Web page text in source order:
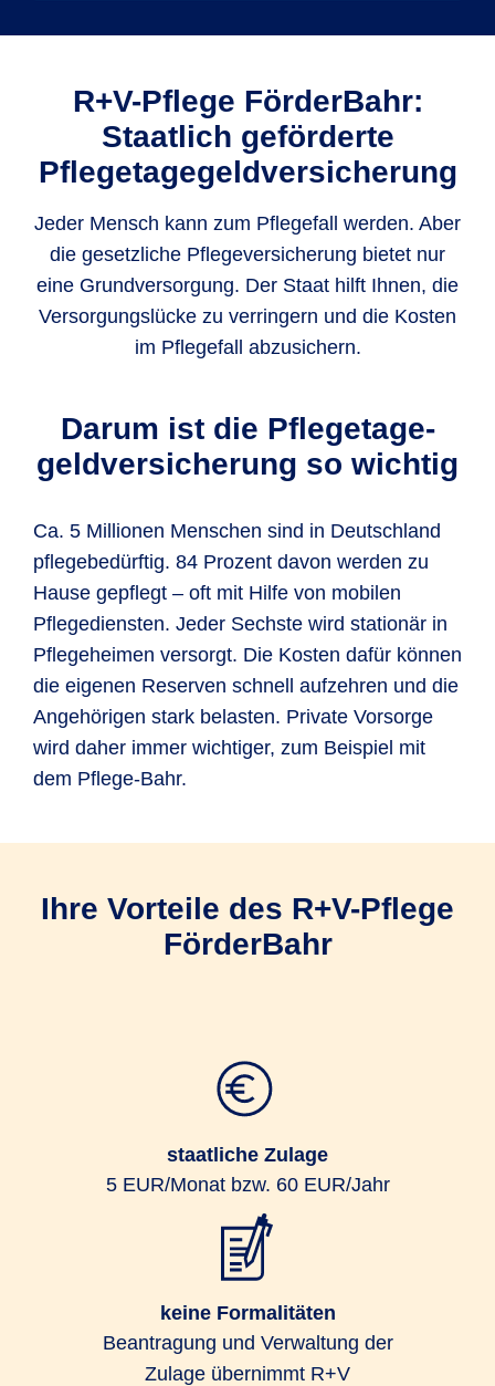
R+V-Pflege FörderBahr:
Staatlich geförderte
Pflegetage­geldversicherung
Jeder Mensch kann zum Pflegefall werden. Aber
die gesetzliche Pflegeversicherung bietet nur
eine Grundversorgung. Der Staat hilft Ihnen, die
Versorgungslücke zu verringern und die Kosten
im Pflegefall abzusichern.
Darum ist die Pflegetage­
geldversicherung so wichtig
Ca. 5 Millionen Menschen sind in Deutschland
pflegebedürftig. 84 Prozent davon werden zu
Hause gepflegt – oft mit Hilfe von mobilen
Pflegediensten. Jeder Sechste wird stationär in
Pflegeheimen versorgt. Die Kosten dafür können
die eigenen Reserven schnell aufzehren und die
Angehörigen stark belasten. Private Vorsorge
wird daher immer wichtiger, zum Beispiel mit
dem Pflege-Bahr.
Ihre Vorteile des R+V-Pflege
FörderBahr
staatliche Zulage
5 EUR/Monat bzw. 60 EUR/Jahr
keine Formalitäten
Beantragung und Verwaltung der
Zulage übernimmt R+V